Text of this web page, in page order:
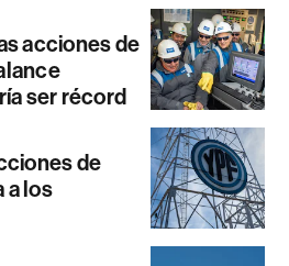
acciones de
ser récord
de
a los